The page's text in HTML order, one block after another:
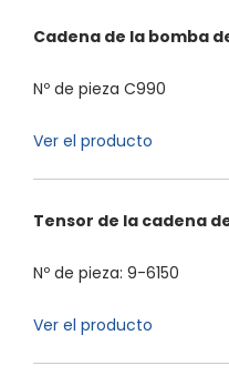
Cadena de la bomba
Nº de pieza C990
Ver el producto
Tensor de la cadena
Nº de pieza: 9-6150
Ver el producto